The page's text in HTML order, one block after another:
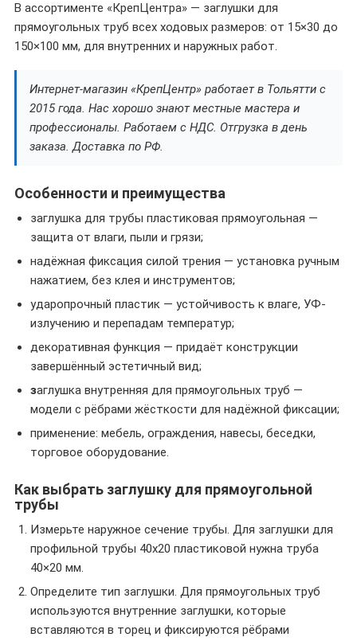
В ассортименте «КрепЦентра» — заглушки для
прямоугольных труб всех ходовых размеров: от 15×30 до
150×100 мм, для внутренних и наружных работ.
Интернет-магазин «КрепЦентр» работает в Тольятти с
2015 года. Нас хорошо знают местные мастера и
профессионалы. Работаем с НДС. Отгрузка в день
заказа. Доставка по РФ.
Особенности и преимущества
заглушка для трубы пластиковая прямоугольная —
защита от влаги, пыли и грязи;
надёжная фиксация силой трения — установка ручным
нажатием, без клея и инструментов;
ударопрочный пластик — устойчивость к влаге, УФ-
излучению и перепадам температур;
декоративная функция — придаёт конструкции
завершённый эстетичный вид;
заглушка внутренняя для прямоугольных труб —
модели с рёбрами жёсткости для надёжной фиксации;
применение: мебель, ограждения, навесы, беседки,
торговое оборудование.
Как выбрать заглушку для прямоугольной
трубы
Измерьте наружное сечение трубы. Для заглушки для
профильной трубы 40х20 пластиковой нужна труба
40×20 мм.
Определите тип заглушки. Для прямоугольных труб
используются внутренние заглушки, которые
вставляются в торец и фиксируются рёбрами